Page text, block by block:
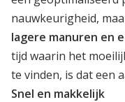
nauwkeurigheid,
lagere manuren en
tijd waarin het
te vinden, is dat een
Snel en makkelijk